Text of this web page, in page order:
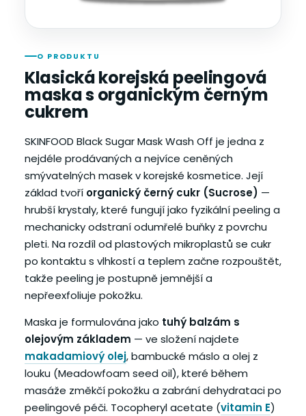
O PRODUKTU
Klasická korejská peelingová
maska s organickým černým
cukrem
SKINFOOD Black Sugar Mask Wash Off je jedna z
nejdéle prodávaných a nejvíce ceněných
smývatelných masek v korejské kosmetice. Její
základ tvoří organický černý cukr (Sucrose) —
hrubší krystaly, které fungují jako fyzikální peeling a
mechanicky odstraní odumřelé buňky z povrchu
pleti. Na rozdíl od plastových mikroplastů se cukr
po kontaktu s vlhkostí a teplem začne rozpouštět,
takže peeling je postupně jemnější a
nepřeexfoliuje pokožku.
Maska je formulována jako tuhý balzám s
olejovým základem — ve složení najdete
makadamiový olej, bambucké máslo a olej z
louku (Meadowfoam seed oil), které během
masáže změkčí pokožku a zabrání dehydrataci po
peelingové péči. Tocopheryl acetate (vitamin E)